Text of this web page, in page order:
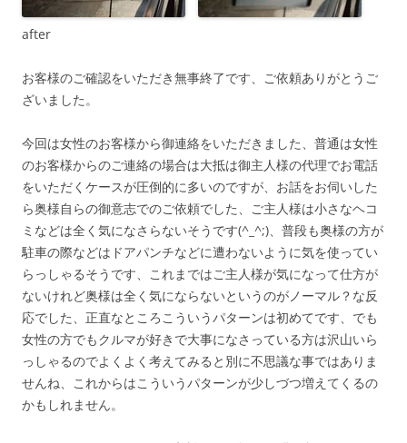
after
お客様のご確認をいただき無事終了です、ご依頼ありがとうご
ざいました。
今回は女性のお客様から御連絡をいただきました、普通は女性
のお客様からのご連絡の場合は大抵は御主人様の代理でお電話
をいただくケースが圧倒的に多いのですが、お話をお伺いした
ら奥様自らの御意志でのご依頼でした、ご主人様は小さなヘコ
ミなどは全く気になさらないそうです(^_^;)、普段も奥様の方が
駐車の際などはドアパンチなどに遭わないように気を使ってい
らっしゃるそうです、これまではご主人様が気になって仕方が
ないけれど奥様は全く気にならないというのがノーマル？な反
応でした、正直なところこういうパターンは初めてです、でも
女性の方でもクルマが好きで大事になさっている方は沢山いら
っしゃるのでよくよく考えてみると別に不思議な事ではありま
せんね、これからはこういうパターンが少しづつ増えてくるの
かもしれません。